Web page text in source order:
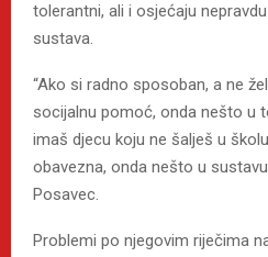
tolerantni, ali i osjećaju
sustava.
“Ako si radno sposoban, a ne
socijalnu pomoć, onda nešto u
imaš djecu koju ne šalješ u
obavezna, onda nešto u
Posavec.
Problemi po njegovim riječima